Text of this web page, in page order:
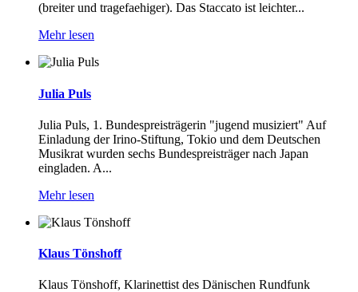
(breiter und tragefaehiger). Das Staccato ist leichter...
Mehr lesen
Julia Puls
Julia Puls, 1. Bundespreisträgerin "jugend musiziert" Auf
Einladung der Irino-Stiftung, Tokio und dem Deutschen
Musikrat wurden sechs Bundespreisträger nach Japan
eingladen. A...
Mehr lesen
Klaus Tönshoff
Klaus Tönshoff, Klarinettist des Dänischen Rundfunk